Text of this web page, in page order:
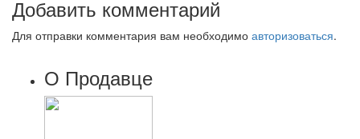
Добавить комментарий
Для отправки комментария вам необходимо авторизоваться.
О Продавце